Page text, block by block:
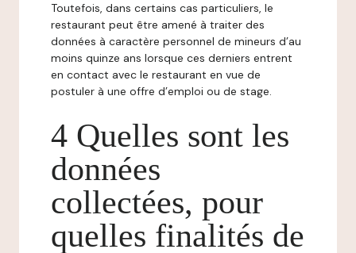
Toutefois, dans certains cas particuliers, le
restaurant peut être amené à traiter des
données à caractère personnel de mineurs d’au
moins quinze ans lorsque ces derniers entrent
en contact avec le restaurant en vue de
postuler à une offre d’emploi ou de stage.
4 Quelles sont les
données
collectées, pour
quelles finalités de